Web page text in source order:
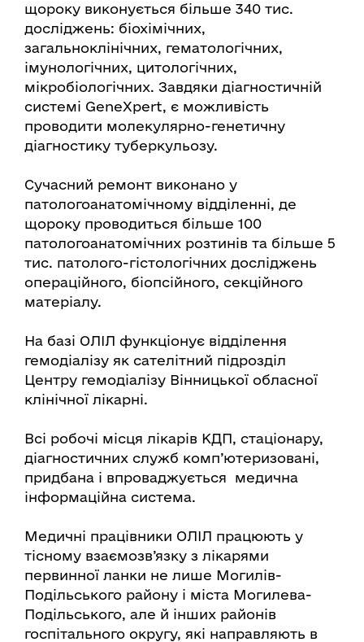
щороку виконується більше 340 тис.
досліджень: біохімічних,
загальноклінічних, гематологічних,
імунологічних, цитологічних,
мікробіологічних. Завдяки діагностичній
системі GeneXpert, є можливість
проводити молекулярно-генетичну
діагностику туберкульозу.
Сучасний ремонт виконано у
патологоанатомічному відділенні, де
щороку проводиться більше 100
патологоанатомічних розтинів та більше 5
тис. патолого-гістологічних досліджень
операційного, біопсійного, секційного
матеріалу.
На базі ОЛІЛ функціонує відділення
гемодіалізу як сателітний підрозділ
Центру гемодіалізу Вінницької обласної
клінічної лікарні.
Всі робочі місця лікарів КДП, стаціонару,
діагностичних служб комп’ютеризовані,
придбана і впроваджується медична
інформаційна система.
Медичні працівники ОЛІЛ працюють у
тісному взаємозв’язку з лікарями
первинної ланки не лише Могилів-
Подільського району і міста Могилева-
Подільського, але й інших районів
госпітального округу, які направляють в